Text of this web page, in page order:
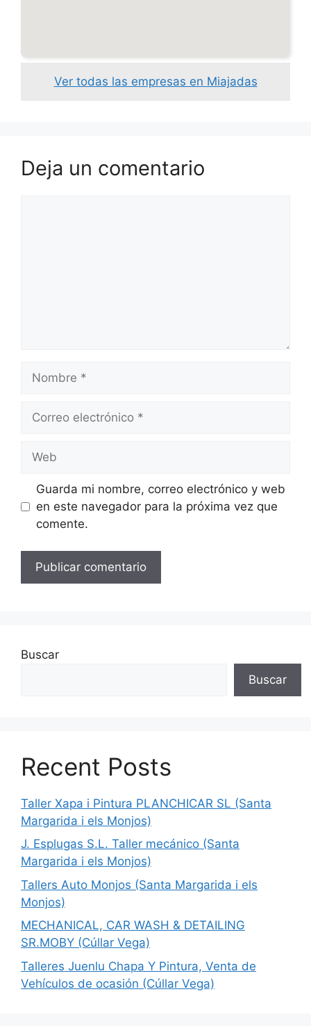
Ver todas las empresas en Miajadas
Deja un comentario
Nombre
Correo
Web
Guarda mi nombre, correo electrónico y web
en este navegador para la próxima vez que
comente.
Buscar
Buscar
Recent Posts
Taller Xapa i Pintura PLANCHICAR SL (Santa
Margarida i els Monjos)
J. Esplugas S.L. Taller mecánico (Santa
Margarida i els Monjos)
Tallers Auto Monjos (Santa Margarida i els
Monjos)
MECHANICAL, CAR WASH & DETAILING
SR.MOBY (Cúllar Vega)
Talleres Juenlu Chapa Y Pintura, Venta de
Vehículos de ocasión (Cúllar Vega)